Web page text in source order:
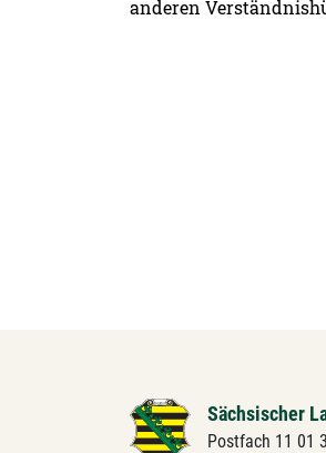
anderen
Sächsischer
Postfach 11 01